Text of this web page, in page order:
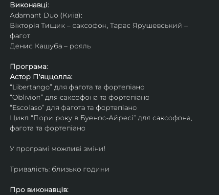
Виконавці:
Adamant Duo (Київ):
Вікторія Тищик – саксофон, Тарас Ярушевський –
фагот
Денис Кашуба – рояль
Програма:
Астор П'яццолла:
“Libertango” для фагота та фортепіано
“Oblivion” для саксофона та фортепіано
“Escolaso” для фагота та фортепіано
Цикл “Пори року в Буенос-Айресі” для саксофона,
фагота та фортепіано
У програмі можливі зміни!
Тривалість: близько години
Про виконавців: